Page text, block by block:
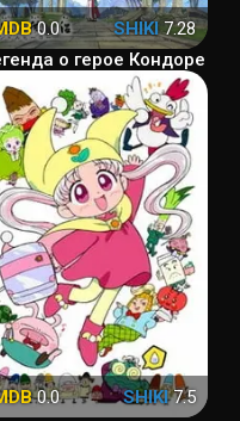
0.0 SHIKI7.28
о герое Кондоре
0.0 SHIKI7.5